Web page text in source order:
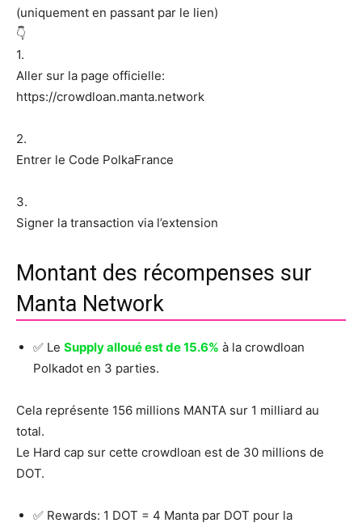
(uniquement en passant par le lien)
👇
1.
Aller sur la page officielle:
https://crowdloan.manta.network
2.
Entrer le Code PolkaFrance
3.
Signer la transaction via l’extension
Montant des récompenses sur
Manta Network
✅ Le Supply alloué est de 15.6% à la crowdloan
Polkadot en 3 parties.
Cela représente 156 millions MANTA sur 1 milliard au
total.
Le Hard cap sur cette crowdloan est de 30 millions de
DOT.
✅ Rewards: 1 DOT = 4 Manta par DOT pour la